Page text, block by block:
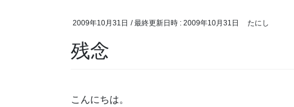
2009年10月31日 / 最終更新日時 : 2009年10月31日 たにし
残念
こんにちは。